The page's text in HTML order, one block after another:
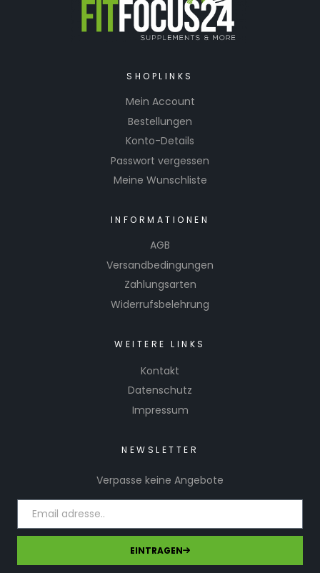
SHOPLINKS
Mein Account
Bestellungen
Konto-Details
Passwort vergessen
Meine Wunschliste
INFORMATIONEN
AGB
Versandbedingungen
Zahlungsarten
Widerrufsbelehrung
WEITERE LINKS
Kontakt
Datenschutz
Impressum
NEWSLETTER
Verpasse keine Angebote
EINTRAGEN